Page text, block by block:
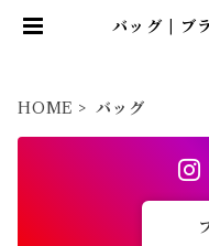
バッグ | ブ
HOME バッグ